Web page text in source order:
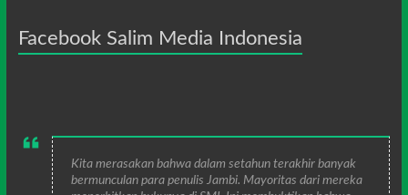
Facebook Salim Media Indonesia
Kita merasakan bahwa dalam setahun terakhir banyak
bermunculan para penulis Jambi. Mayoritas dari mereka